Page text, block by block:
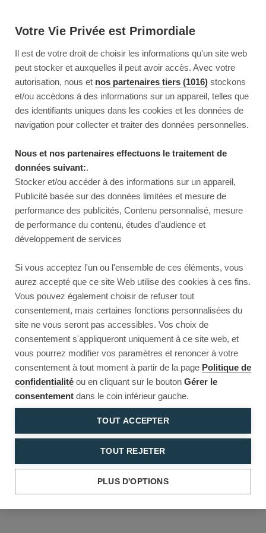
Votre Vie Privée est Primordiale
Il est de votre droit de choisir les informations qu'un site web
peut stocker et auxquelles il peut avoir accès. Avec votre
autorisation, nous et nos partenaires tiers (1016) stockons
et/ou accédons à des informations sur un appareil, telles que
des identifiants uniques dans les cookies et les données de
navigation pour collecter et traiter des données personnelles.
Nous et nos partenaires effectuons le traitement de
données suivant:.
Stocker et/ou accéder à des informations sur un appareil,
Publicité basée sur des données limitées et mesure de
performance des publicités, Contenu personnalisé, mesure
de performance du contenu, études d’audience et
développement de services
Si vous acceptez l'un ou l'ensemble de ces éléments, vous
aurez accepté que ce site Web utilise des cookies à ces fins.
Vous pouvez également choisir de refuser tout
consentement, mais certaines fonctions personnalisées du
site ne vous seront pas accessibles. Vos choix de
consentement s'appliqueront uniquement à ce site web, et
vous pourrez modifier vos paramètres et renoncer à votre
consentement à tout moment à partir de la page Politique de
confidentialité ou en cliquant sur le bouton Gérer le
consentement dans le coin inférieur gauche.
TOUT ACCEPTER
TOUT REJETER
PLUS D'OPTIONS
Reload to try again, or go back.
Reload Back